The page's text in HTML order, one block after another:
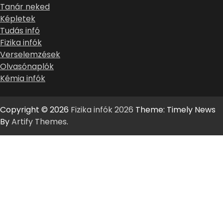
Tanár neked
Képletek
Tudás infó
Fizika infók
Verselemzések
Olvasónaplók
Kémia infók
Copyright © 2026 Fizika infók 2026 Theme: Timely News
ByArtify Themes.